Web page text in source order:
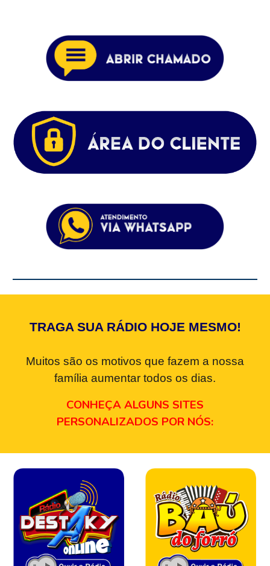
TRAGA SUA RÁDIO HOJE MESMO!
Muitos são os motivos que fazem a nossa
família aumentar todos os dias.
CONHEÇA ALGUNS SITES
PERSONALIZADOS POR NÓS: